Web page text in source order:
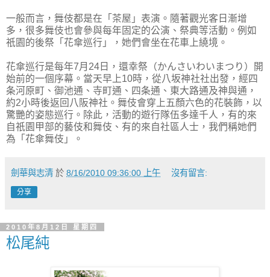
一般而言，舞伎都是在「茶屋」表演。隨著觀光客日漸增
多，很多舞伎也會參與每年固定的公演、祭典等活動。例如
祇園的後祭「花傘巡行」，她們會坐在花車上繞境。
花傘巡行是每年7月24日，還幸祭（かんさいわいまつり）開
始前的一個序幕。當天早上10時，從八坂神社社出發，經四
条河原町、御池通、寺町通、四条通、東大路通及神與通，
約2小時後返回八阪神社。舞伎會穿上五顏六色的花裝飾，以
驚艷的姿態巡行。除此，活動的遊行隊伍多達千人，有的來
自祇園甲部的藝伎和舞伎、有的來自社區人士，我們稱她們
為「花傘舞伎」。
劍華與志清 於 8/16/2010 09:36:00 上午 沒有留言:
分享
2010年8月12日 星期四
松尾純